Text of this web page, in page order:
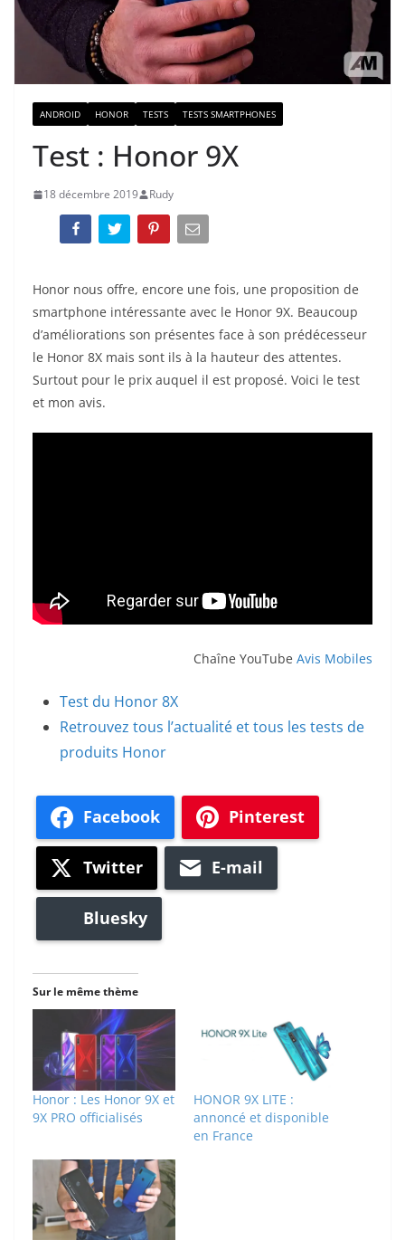
ANDROID HONOR TESTS TESTS SMARTPHONES
Test : Honor 9X
18 décembre 2019 Rudy
Honor nous offre, encore une fois, une proposition de
smartphone intéressante avec le Honor 9X. Beaucoup
d’améliorations son présentes face à son prédécesseur
le Honor 8X mais sont ils à la hauteur des attentes.
Surtout pour le prix auquel il est proposé. Voici le test
et mon avis.
Chaîne YouTube Avis Mobiles
Test du Honor 8X
Retrouvez tous l’actualité et tous les tests de
produits Honor
Facebook Pinterest
Twitter E-mail
Bluesky
Sur le même thème
Honor : Les Honor 9X et
9X PRO officialisés
HONOR 9X LITE :
annoncé et disponible
en France